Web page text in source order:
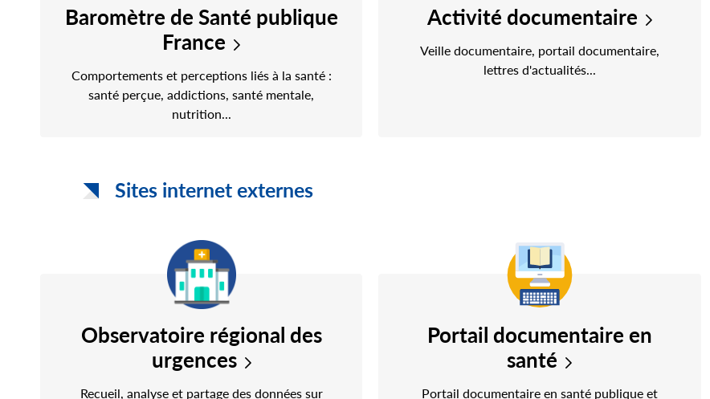
Baromètre de Santé publique
France
Comportements et perceptions liés à la santé :
santé perçue, addictions, santé mentale,
nutrition...
Activité documentaire
Veille documentaire, portail documentaire,
lettres d'actualités...
Sites internet externes
Observatoire régional des
urgences
Recueil, analyse et partage des données sur
Portail documentaire en
santé
Portail documentaire en santé publique et